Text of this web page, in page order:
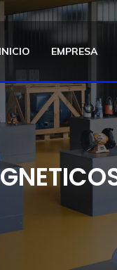
INICIO EMPRESA